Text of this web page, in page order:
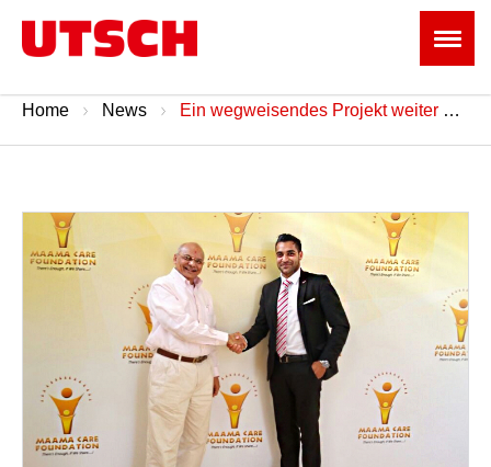
Home News Ein wegweisendes Projekt weiter unterstützen.